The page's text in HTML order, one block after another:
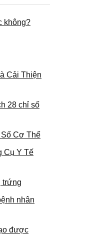
không?
Cải Thiện
28 chỉ số
Số Cơ Thể
Cụ Y Tế
trứng
nhân
được